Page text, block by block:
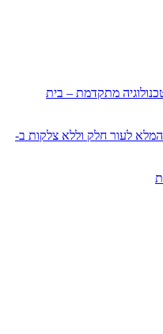
מתקדמת – בית
המלא לעור חלק וללא צלקות ב-